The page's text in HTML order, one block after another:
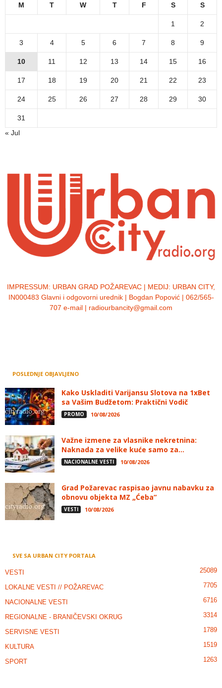
M T W T F S S
1 2
3 4 5 6 7 8 9
10 11 12 13 14 15 16
17 18 19 20 21 22 23
24 25 26 27 28 29 30
31
« Jul
IMPRESSUM: URBAN GRAD POŽAREVAC | MEDIJ: URBAN CITY,
IN000483 Glavni i odgovorni urednik | Bogdan Popović | 062/565-
707 e-mail | radiourbancity@gmail.com
POSLEDNJE OBJAVLJENO
Kako Uskladiti Varijansu Slotova na 1xBet
sa Vašim Budžetom: Praktični Vodič
PROMO 10/08/2026
Važne izmene za vlasnike nekretnina:
Naknada za velike kuće samo za...
NACIONALNE VESTI 10/08/2026
Grad Požarevac raspisao javnu nabavku za
obnovu objekta MZ „Ćeba“
VESTI 10/08/2026
SVE SA URBAN CITY PORTALA
VESTI 25089
LOKALNE VESTI // POŽAREVAC 7705
NACIONALNE VESTI 6716
REGIONALNE - BRANIČEVSKI OKRUG 3314
SERVISNE VESTI 1789
KULTURA 1519
SPORT 1263